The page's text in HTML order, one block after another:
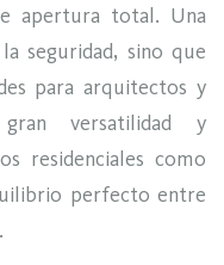
apertura total. Una
seguridad, sino que
para arquitectos y
versatilidad y
residenciales como
perfecto entre